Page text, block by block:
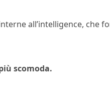
all’intelligence, che
scomoda.